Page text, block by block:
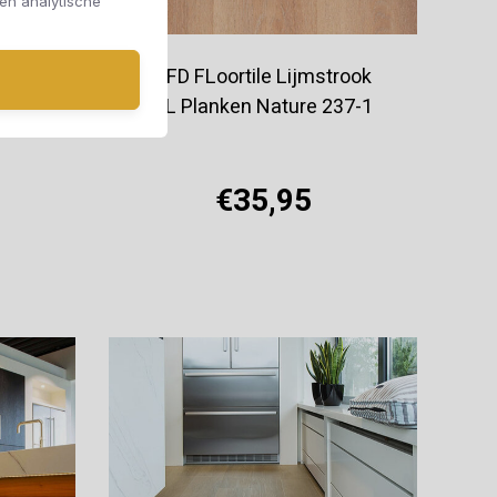
1
TFD FLoortile Lijmstrook
XL Planken Nature 237-1
€35,95